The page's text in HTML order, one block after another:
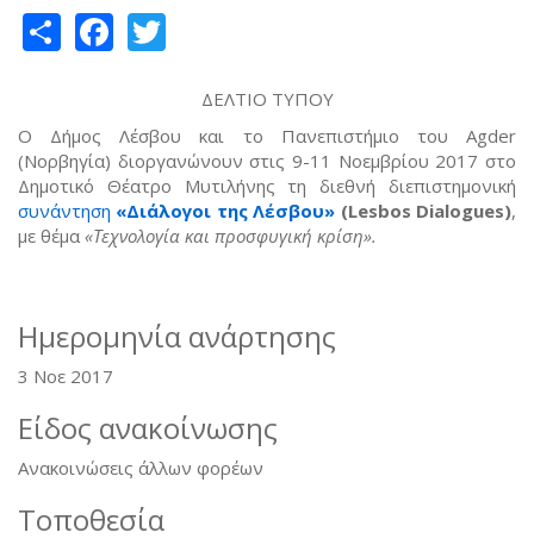
ShareFacebook
ΔΕΛΤΙΟ ΤΥΠΟΥ
Ο Δήμος Λέσβου και το Πανεπιστήμιο του Agder
(Νορβηγία) διοργανώνουν στις 9-11 Νοεμβρίου 2017 στο
Δημοτικό Θέατρο Μυτιλήνης τη διεθνή διεπιστημονική
συνάντηση «Διάλογοι της Λέσβου» (Lesbos Dialogues),
με θέμα «Τεχνολογία και προσφυγική κρίση».
Ημερομηνία ανάρτησης
3 Νοε 2017
Είδος ανακοίνωσης
Ανακοινώσεις άλλων φορέων
Τοποθεσία